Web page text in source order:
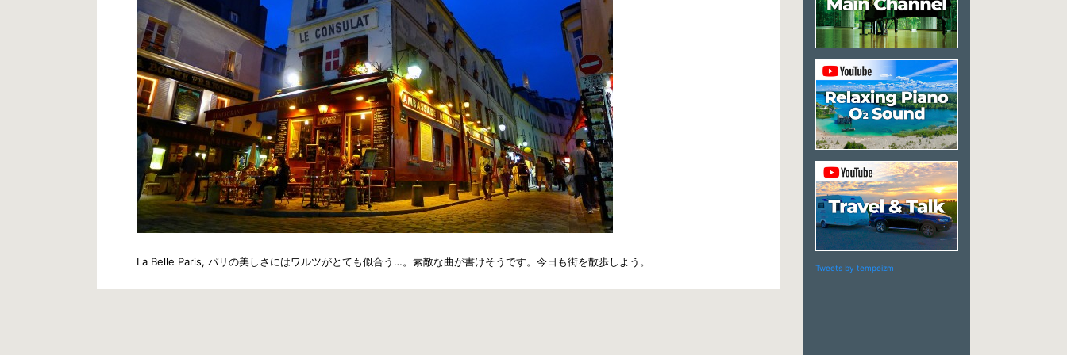
Tweets by tempeizm
La Belle Paris, パリの美しさにはワルツがとても似合う…。素敵な曲が書けそうです。今日も街を散歩しよう。